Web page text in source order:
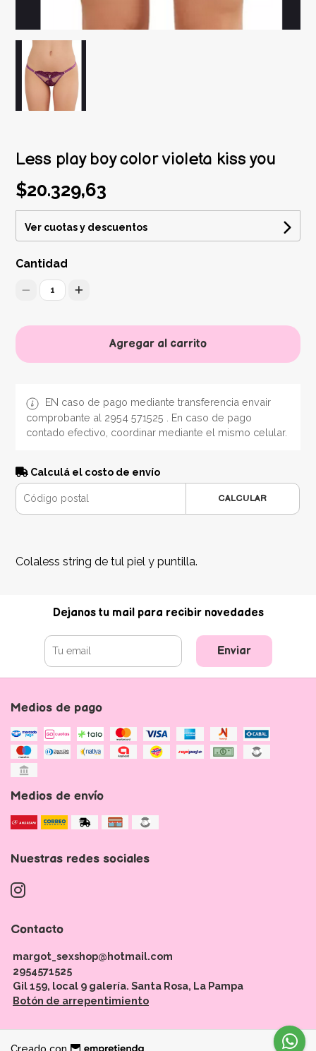
Less play boy color violeta kiss you
$20.329,63
Ver cuotas y descuentos
Cantidad
1
Agregar al carrito
EN caso de pago mediante transferencia envair
comprobante al 2954 571525 . En caso de pago
contado efectivo, coordinar mediante el mismo celular.
Calculá el costo de envío
CALCULAR
Colaless string de tul piel y puntilla.
Dejanos tu mail para recibir novedades
Enviar
Medios de pago
Medios de envío
Nuestras redes sociales
Contacto
margot_sexshop@hotmail.com
2954571525
Gil 159, local 9 galería. Santa Rosa, La Pampa
Botón de arrepentimiento